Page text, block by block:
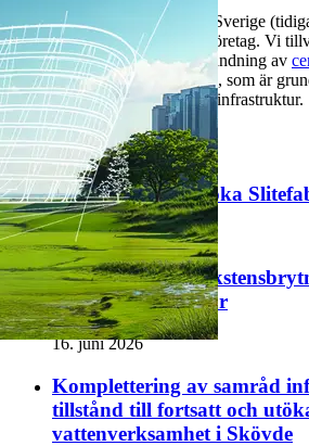
Heidelberg Materials Cement Sverige
Sveriges största byggmaterialföretag. Vi
och erbjuder kunskap om användning av
är nyckelingrediensen i betong, som är
byggnader och välfungerande infrastruktur.
Senaste nytt
Välkomna att besöka
25. juni 2026
Tre frågor om
på vatten och natur
16. juni 2026
Komplettering av samråd
tillstånd till fortsatt och
vattenverksamhet i Skövde